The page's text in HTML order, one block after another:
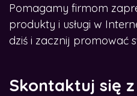
Pomagamy firmom
produkty i usługi w
dziś i zacznij promować
Skontaktuj się